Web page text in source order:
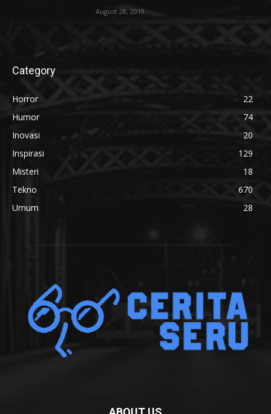
August 28, 2019
Category
Horror
22
Humor
74
Inovasi
20
Inspirasi
129
Misteri
18
Tekno
670
Umum
28